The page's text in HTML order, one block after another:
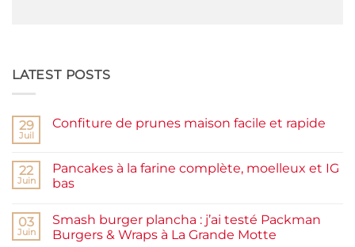
LATEST POSTS
29
Juil
Confiture de prunes maison facile et rapide
Confiture
de
prunes
et
rapide
22
Juin
Pancakes à la farine complète, moelleux et IG
bas
sur
Pancakes
à
03
Juin
Smash burger plancha : j’ai testé Packman
Burgers & Wraps à La Grande Motte